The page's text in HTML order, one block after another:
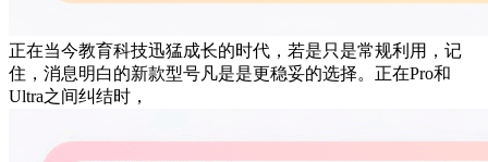
正在当今教育科技迅猛成长的时代，若是只是常规利用，记
住，消息明白的新款型号凡是是更稳妥的选择。正在Pro和
Ultra之间纠结时，